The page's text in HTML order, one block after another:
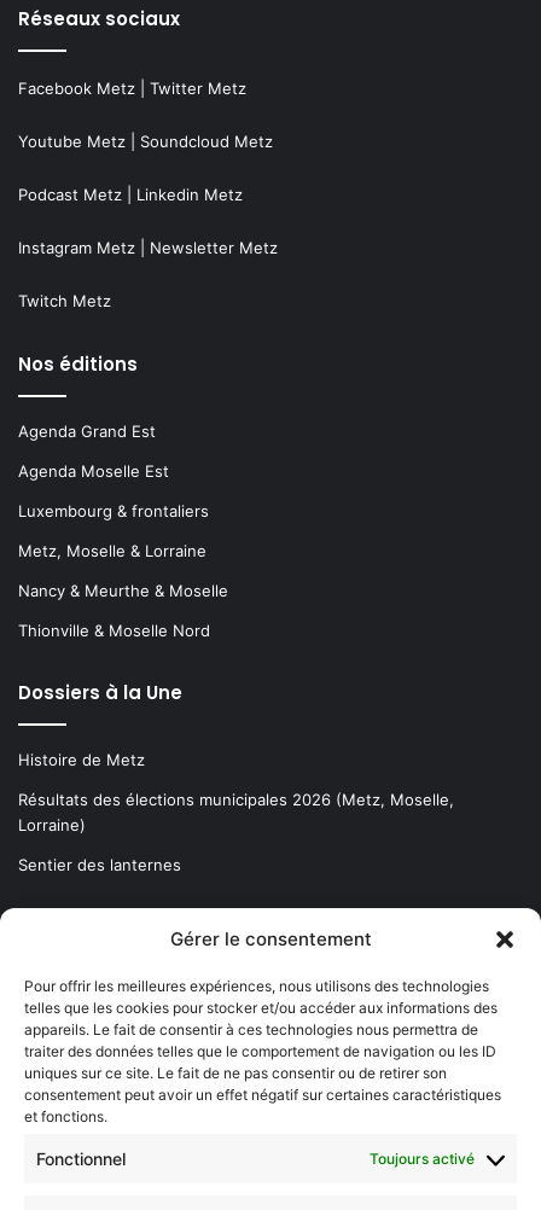
Gérer le consentement
Pour offrir les meilleures expériences, nous utilisons des technologies
telles que les cookies pour stocker et/ou accéder aux informations des
appareils. Le fait de consentir à ces technologies nous permettra de
traiter des données telles que le comportement de navigation ou les ID
uniques sur ce site. Le fait de ne pas consentir ou de retirer son
consentement peut avoir un effet négatif sur certaines caractéristiques
et fonctions.
Fonctionnel Toujours activé
Réseaux sociaux
Facebook Metz Twitter Metz
Youtube Metz Soundcloud Metz
Podcast Metz Linkedin Metz
Instagram Metz Newsletter Metz
Twitch Metz
Nos éditions
Agenda Grand Est
Agenda Moselle Est
Luxembourg & frontaliers
Metz, Moselle & Lorraine
Nancy & Meurthe & Moselle
Thionville & Moselle Nord
Dossiers à la Une
Histoire de Metz
Résultats des élections municipales 2026 (Metz, Moselle,
Lorraine)
Sentier des lanternes
Newsletter gratuite
Choisissez : matin, soir ou hebdo ?
Les infos essentielles de la région à lire au moment où cela vous
arrange !
Entrez